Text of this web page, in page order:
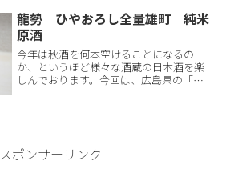
龍勢 ひやおろし全量雄町 純米
原酒
今年は秋酒を何本空けることになるの
か、というほど様々な酒蔵の日本酒を楽
しんでおります。今回は、広島県の「龍
スポンサーリンク